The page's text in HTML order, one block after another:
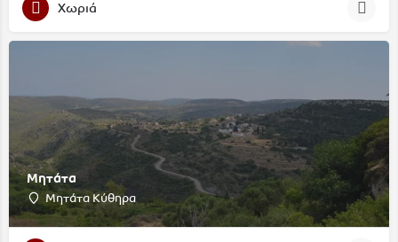
Χωριά
Μητάτα
Μητάτα Κύθηρα